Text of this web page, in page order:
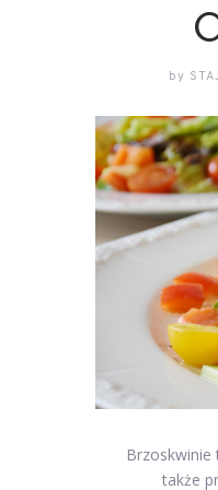
by
Brzoskwinie
także